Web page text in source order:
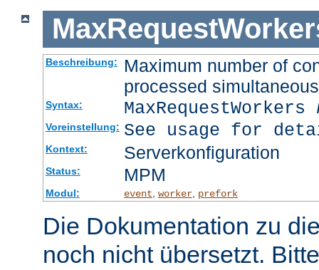
Beschreibung:
Maximum number of
processed
Syntax: MaxRequestWorkers
Voreinstellung: See usage for
Kontext: Serverkonfiguration
Status: MPM
Modul: event worker, prefork
Die Dokumentation zu
noch nicht übersetzt.